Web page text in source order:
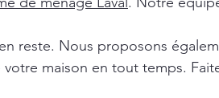
reste. Nous proposons
maison en tout temps.